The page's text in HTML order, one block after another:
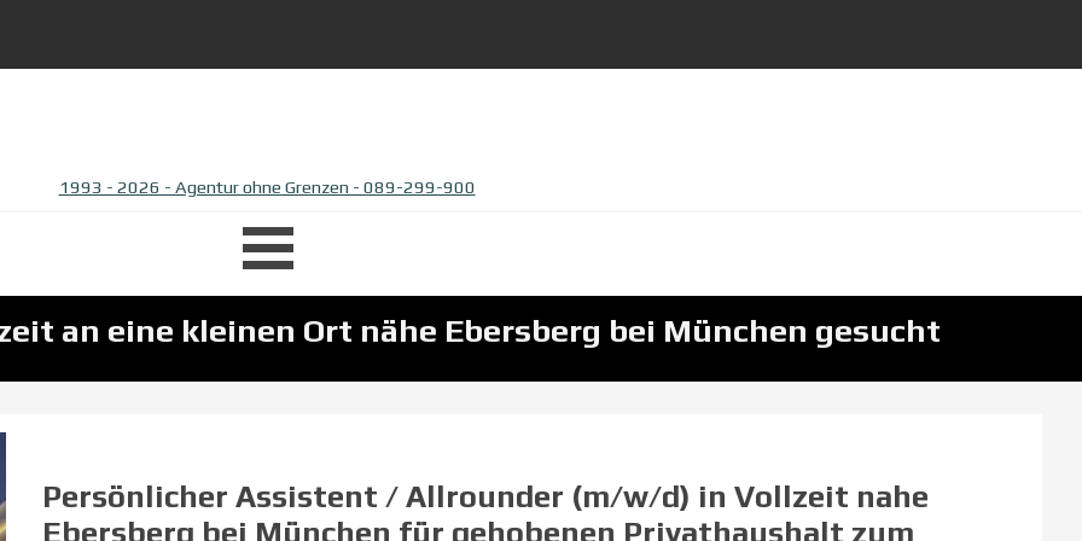
1993 - 2026 - Agentur ohne Grenzen - 089-299-900
an eine kleinen Ort nähe Ebersberg bei München gesucht
Persönlicher Assistent / Allrounder (m/w/d) in Vollzeit nahe
Ebersberg bei München für gehobenen Privathaushalt zum